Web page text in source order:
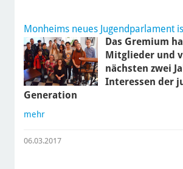
Monheims neues Jugendparlament
Das Gremium
Mitglieder und
nächsten zwei
Interessen der
Generation
mehr
06.03.2017